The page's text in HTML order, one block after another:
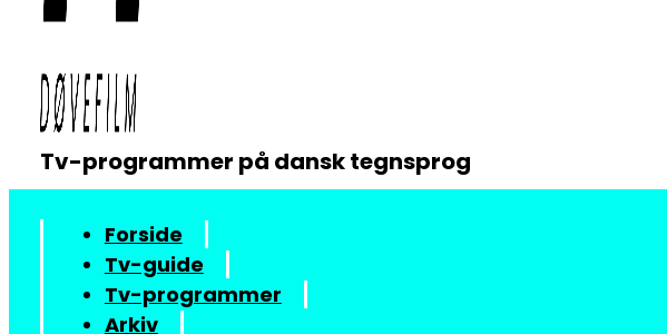
Tv-programmer på dansk tegnsprog
Forside
Tv-guide
Tv-programmer
Arkiv